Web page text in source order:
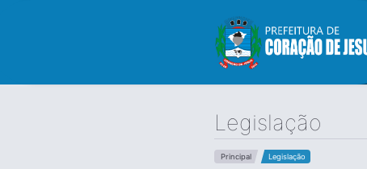
Legislação
Principal Legislação